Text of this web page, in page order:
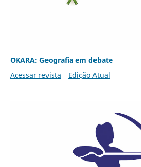
OKARA: Geografia em debate
Acessar revista
Edição Atual